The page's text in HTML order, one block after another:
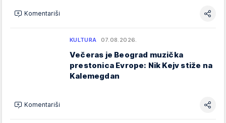
Komentariši
KULTURA 07.08.2026.
Večeras je Beograd muzička
prestonica Evrope: Nik Kejv stiže na
Kalemegdan
Komentariši